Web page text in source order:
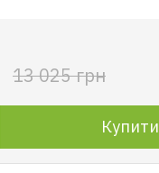
13 025 грн
Купити